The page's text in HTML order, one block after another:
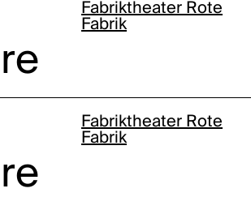
Fabriktheater Rote
Fabrik
Fabriktheater Rote
Fabrik